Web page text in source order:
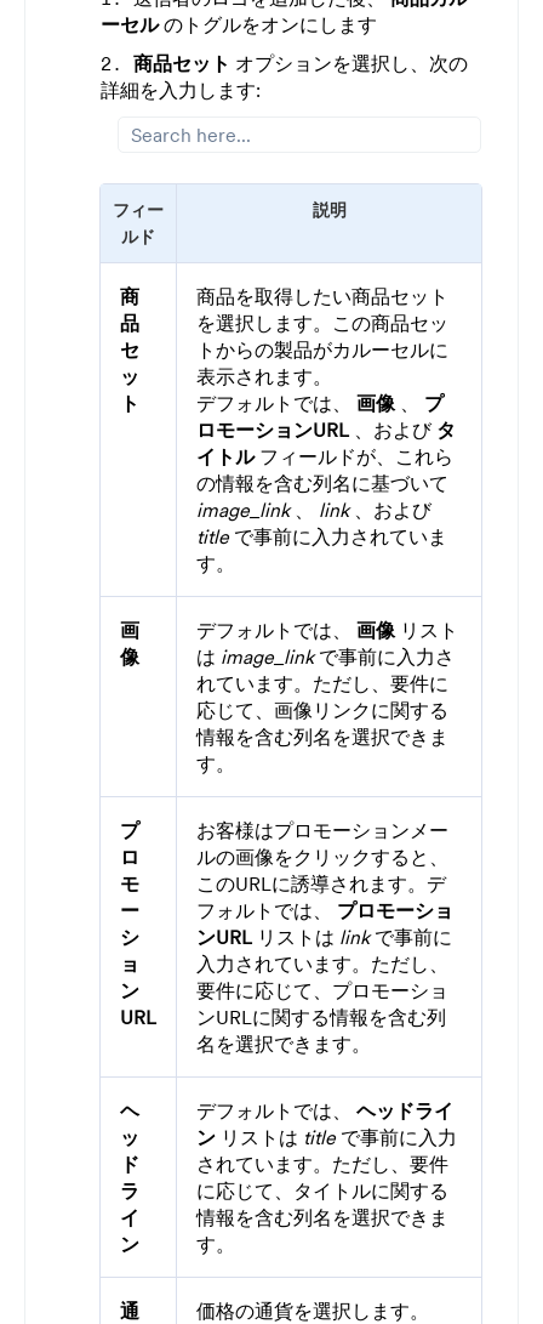
ーセルのトグルをオンにします
商品セット オプションを選択し、次の
詳細を入力します:
フィー
ルド
説明
商
品
セ
ッ
ト
商品を取得したい商品セット
を選択します。この商品セッ
トからの製品がカルーセルに
表示されます。
デフォルトでは、 画像 、 プ
ロモーションURL 、および タ
イトル フィールドが、これら
の情報を含む列名に基づいて
image_link 、 link 、および
title で事前に入力されていま
す。
画
像
デフォルトでは、 画像 リスト
は image_linkで事前に入力さ
れています。ただし、要件に
応じて、画像リンクに関する
情報を含む列名を選択できま
す。
プ
ロ
モ
ー
シ
ョ
ン
URL
お客様はプロモーションメー
ルの画像をクリックすると、
このURLに誘導されます。デ
フォルトでは、 プロモーショ
ンURL リストは linkで事前に
入力されています。ただし、
要件に応じて、プロモーショ
ンURLに関する情報を含む列
名を選択できます。
ヘ
ッ
ド
ラ
イ
ン
デフォルトでは、 ヘッドライ
ン リストは title で事前に入力
されています。ただし、要件
に応じて、タイトルに関する
情報を含む列名を選択できま
す。
通
価格の通貨を選択します。